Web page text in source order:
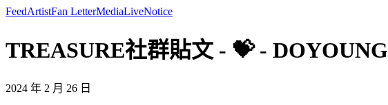
FeedArtistFan LetterMediaLiveNotice
TREASURE社群貼文 - 💝 - DOYOUNG
2024 年 2 月 26 日